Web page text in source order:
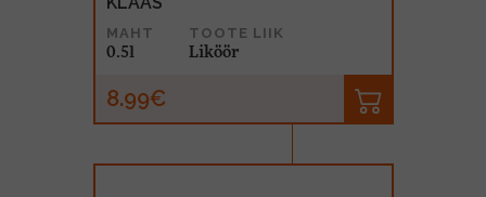
MAHT
0.5l
TOOTE LIIK
Liköör
8.99€